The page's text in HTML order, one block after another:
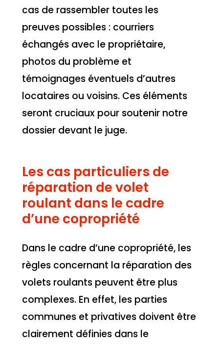
cas de rassembler toutes les
preuves possibles : courriers
échangés avec le propriétaire,
photos du problème et
témoignages éventuels d’autres
locataires ou voisins. Ces éléments
seront cruciaux pour soutenir notre
dossier devant le juge.
Les cas particuliers de
réparation de volet
roulant dans le cadre
d’une copropriété
Dans le cadre d’une copropriété, les
règles concernant la réparation des
volets roulants peuvent être plus
complexes. En effet, les parties
communes et privatives doivent être
clairement définies dans le